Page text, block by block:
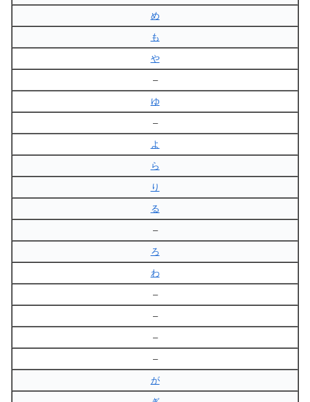
め
も
や
–
ゆ
–
よ
ら
り
る
–
ろ
わ
–
–
–
–
が